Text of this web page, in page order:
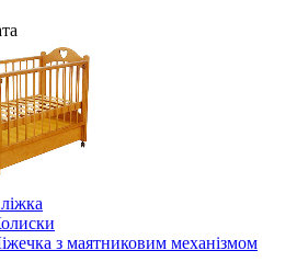
з маятниковим механізмом